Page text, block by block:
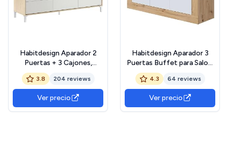
Habitdesign Aparador 2
Puertas + 3 Cajones,
Buffet, Modelo Brooklyn,
Acabado Roble Canadian y
Blanco Artik, Medidas: 74
cm (Alto) x 154 cm (Ancho)
x 41 cm (Fondo)
3.8 204 reviews
Ver precio
Habitdesign Aparador 3
Puertas Buffet para Salon,
Armario Auxiliar, Modelo
Baltik, Acabado en Color
Blanco Artik y Roble Nodi,
Medidas: 144 cm (Ancho) x
87 cm (Alto) x 42 cm
4.3 64 reviews
Ver precio